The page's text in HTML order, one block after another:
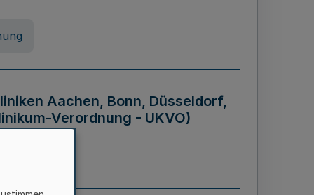
Aachen, Bonn, Düsseldorf,
Verordnung - UKVO)